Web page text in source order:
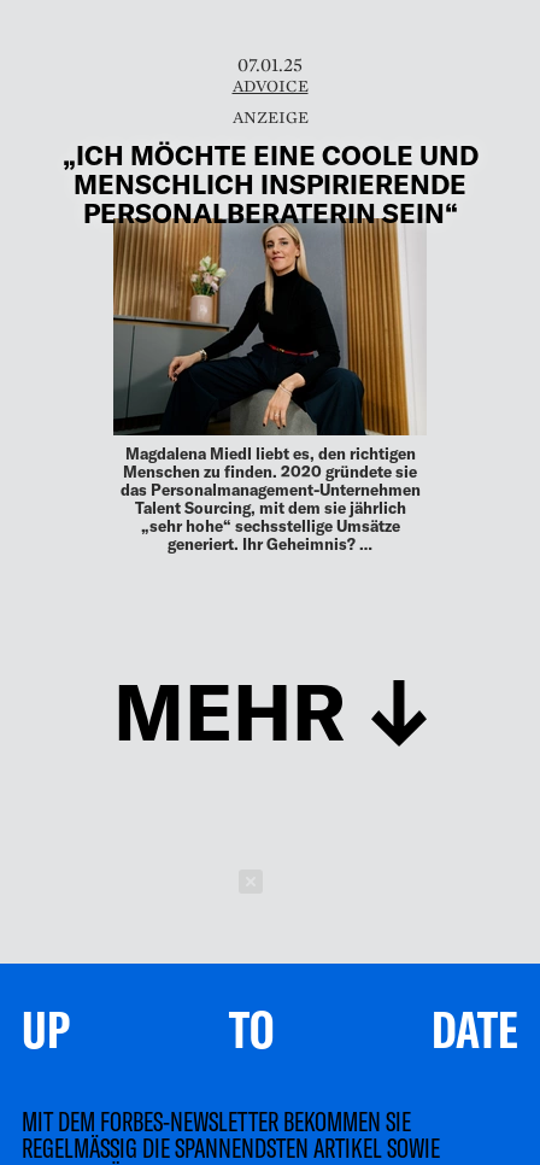
07.01.25
ADVOICE
„ICH MÖCHTE EINE COOLE UND
MENSCHLICH INSPIRIERENDE
PERSONALBERATERIN SEIN“
Magdalena Miedl liebt es, den richtigen
Menschen zu finden. 2020 gründete sie
das Personalmanagement-Unternehmen
Talent Sourcing, mit dem sie jährlich
„sehr hohe“ sechsstellige Umsätze
generiert. Ihr Geheimnis? …
MEHR
UP TO DATE
MIT DEM FORBES-NEWSLETTER BEKOMMEN SIE
REGELMÄSSIG DIE SPANNENDSTEN ARTIKEL SOWIE